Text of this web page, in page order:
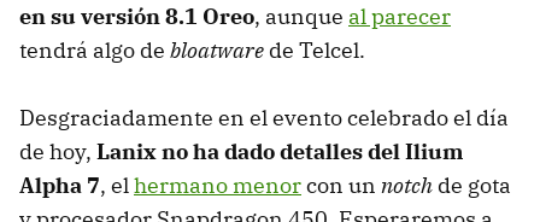
en su versión 8.1 Oreo, aunque al parecer
tendrá algo de bloatware de Telcel.
Desgraciadamente en el evento celebrado el día
de hoy, Lanix no ha dado detalles del Ilium
Alpha 7, el hermano menorcon un notch de gota